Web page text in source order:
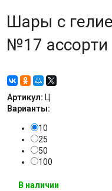
Шары с
№17 ассорти
Артикул: Ц
Варианты:
10
25
50
100
В наличии